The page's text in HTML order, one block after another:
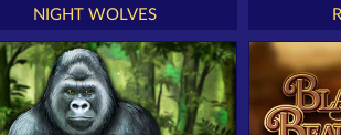
NIGHT WOLVES